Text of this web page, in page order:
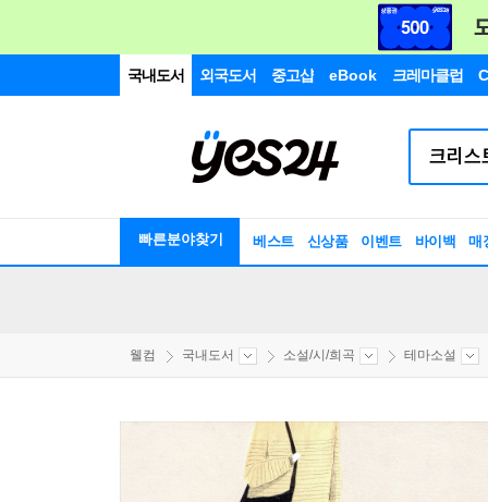
국내도서 외국도서 중고샵 eBook 크레마클럽
빠른분야찾기 베스트 신상품 이벤트 바이백 매
웰컴 국내도서 소설/시/희곡 테마소설